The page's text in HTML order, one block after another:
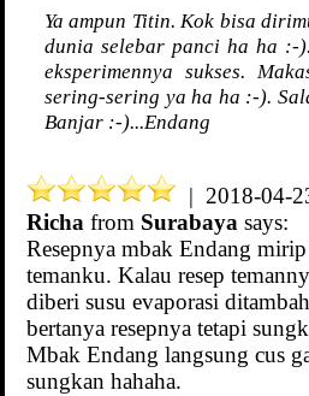
Ya ampun Titin. Kok bisa
dunia selebar panci ha ha :-
eksperimennya sukses.
sering-sering ya ha ha :-).
Banjar :-)...Endang
| 2018-04-
Richa from Surabaya says:
Resepnya mbak Endang
temanku. Kalau resep
diberi susu evaporasi
bertanya resepnya tetapi
Mbak Endang langsung cus
sungkan hahaha.